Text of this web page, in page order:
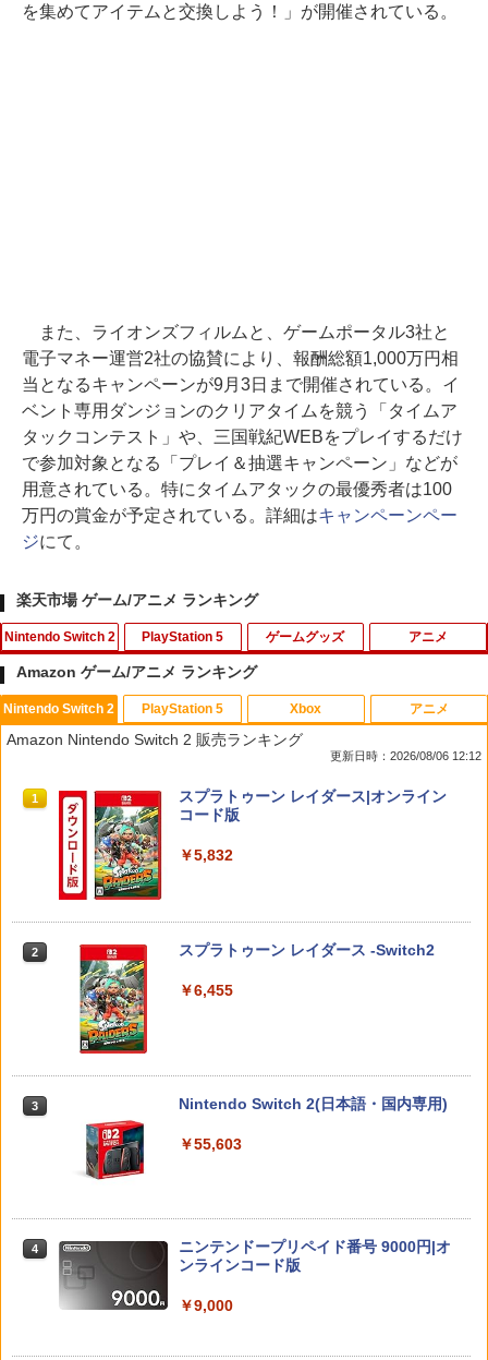
を集めてアイテムと交換しよう！」が開催されている。
また、ライオンズフィルムと、ゲームポータル3社と
電子マネー運営2社の協賛により、報酬総額1,000万円相
当となるキャンペーンが9月3日まで開催されている。イ
ベント専用ダンジョンのクリアタイムを競う「タイムア
タックコンテスト」や、三国戦紀WEBをプレイするだけ
で参加対象となる「プレイ＆抽選キャンペーン」などが
用意されている。特にタイムアタックの最優秀者は100
万円の賞金が予定されている。詳細はキャンペーンペー
ジにて。
楽天市場 ゲーム/アニメ ランキング
Nintendo Switch 2
1
スーパー マリオパーティ ジャンボリー
Nintendo Switch 2 Edition ＋ ジャンボ
リーTV Switch 2【ポスト投函】
￥7,882
2年保証
￥7,900
3
【8/05.8/10限定！お買い物マラソン×5の
つく日｜ポイント最大49.5倍】【新品未
開封】バイオハザード レクイエム 通常
ターパック全国送料無料
【特典】ドラゴンクエストVII Reimagin
アクリルチャーム)
PlayStation 5
1
【早期購入特典付き】【2026年10月29
日発売】 スパイクチュンソフト｜Spike
Chunsoft Dune: Awakening【PS5】
￥5,740
ァイバータオル付★
￥6,080
3
【特典】BLUE REFLECTION Quartet:
少女たちのキセキ PS5版(【早期購入特
典】特別フォトフレーム「Quartet」)
￥6,350
版(【早期購入同梱特典】「STEINS;GAT
E 変移空間のオクテット」DLC)
￥6,358
ゲームグッズ
1
NewスーパーマリオブラザーズWii ノコ
ノコエアホッケー
テレビ麻雀ゲーム 家庭用 麻雀ゲーム 一
者 シニア プレゼント 父親 祖父 おうち時
間 敬老の日 父の日 ギフト 3ヶ月保証 EF
-HO09
￥3,500
3 【中古】ファイナルファンタジーIV
￥3,799
4
ゲーム機 本体 脳を鍛える大人の娯楽ゲ
ーム 4タイトル収録 HDMI 差すだけ ワイ
ヤレスコントローラー 付き 麻雀 将棋 脳
トレ ゲーム イーハトーヴォ物語 サラブ
便送料無料】
アニメ
1
スマイルスライム ラメでキラキラ！キー
ホルダー キングスライム
Amazon ゲーム/アニメ ランキング
Nintendo Switch 2
Amazon Nintendo Switch 2 販売ランキング
更新日時：2026/08/06 12:12
1
スプラトゥーン レイダース|オンライン
コード版
￥5,832
2 スプラトゥーン レイダース -Switch2
￥6,455
3 Nintendo Switch 2(日本語・国内専用)
￥55,603
4
ニンテンドープリペイド番号 9000円|オ
ンラインコード版
￥9,000
PlayStation 5 Xbox アニメ